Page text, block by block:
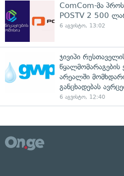
ComCom-მა
POSTV 2 500
6 აგვისტო, 13:02
ჯივიპი
წყალმომარაგების
არეალში
განცხადებას
6 აგვისტო, 12:40